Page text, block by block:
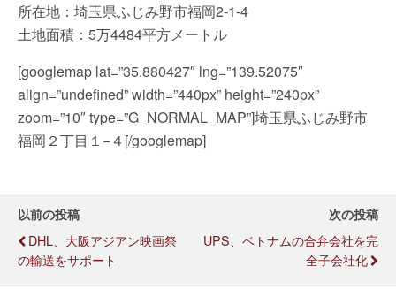
所在地：埼玉県ふじみ野市福岡2-1-4
土地面積：5万4484平方メートル
[googlemap lat=”35.880427″ lng=”139.52075″
align=”undefined” width=”440px” height=”240px”
zoom=”10″ type=”G_NORMAL_MAP”]埼玉県ふじみ野市
福岡２丁目１−４[/googlemap]
以前の投稿
DHL、大阪アジアン映画祭
の輸送をサポート
次の投稿
UPS、ベトナムの合弁会社を完
全子会社化